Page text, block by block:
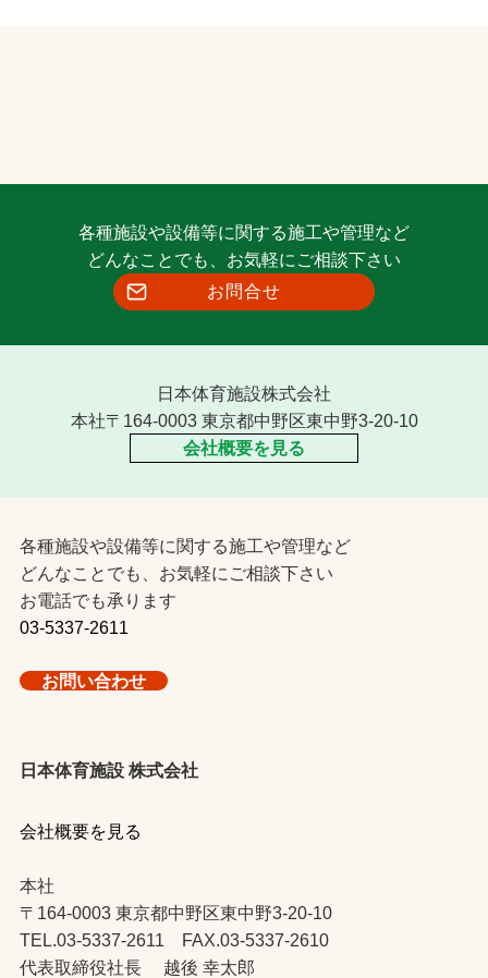
各種施設や設備等に関する施工や管理など
どんなことでも、お気軽にご相談下さい
お問合せ
日本体育施設株式会社
本社〒164-0003 東京都中野区東中野3-20-10
会社概要を見る
各種施設や設備等に関する施工や管理など
どんなことでも、お気軽にご相談下さい
お電話でも承ります
03-5337-2611
お問い合わせ
日本体育施設 株式会社
会社概要を見る
本社
〒164-0003 東京都中野区東中野3-20-10
TEL.03-5337-2611 FAX.03-5337-2610
代表取締役社長 越後 幸太郎